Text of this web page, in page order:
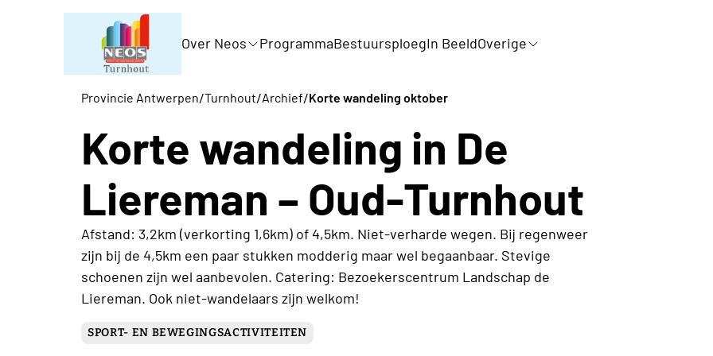
Over Neos ProgrammaBestuursploegIn BeeldOverige
Provincie Antwerpen/Turnhout/Archief/Korte wandeling oktober
Korte wandeling in De
Liereman – Oud-Turnhout
Afstand: 3,2km (verkorting 1,6km) of 4,5km. Niet-verharde wegen. Bij regenweer
zijn bij de 4,5km een paar stukken modderig maar wel begaanbaar. Stevige
schoenen zijn wel aanbevolen. Catering: Bezoekerscentrum Landschap de
Liereman. Ook niet-wandelaars zijn welkom!
SPORT- EN BEWEGINGSACTIVITEITEN